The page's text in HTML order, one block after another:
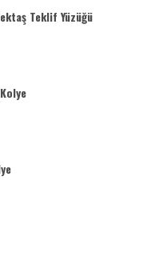
Teklif Yüzüğü